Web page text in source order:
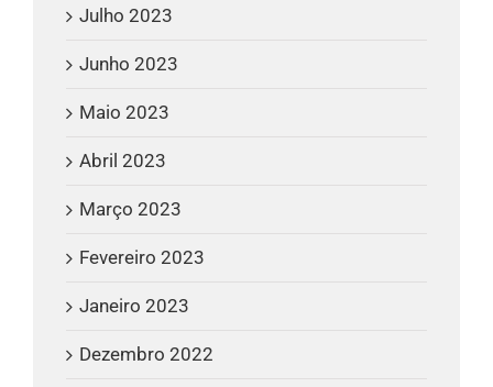
Julho 2023
Junho 2023
Maio 2023
Abril 2023
Março 2023
Fevereiro 2023
Janeiro 2023
Dezembro 2022